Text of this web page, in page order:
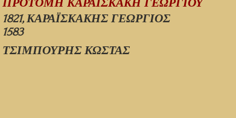
ΠΡΟΤΟΜΗ ΚΑΡΑΪΣΚΑΚΗ ΓΕΩΡΓΙΟΥ
1821, ΚΑΡΑΪΣΚΑΚΗΣ ΓΕΩΡΓΙΟΣ
1583
ΤΣΙΜΠΟΥΡΗΣ ΚΩΣΤΑΣ